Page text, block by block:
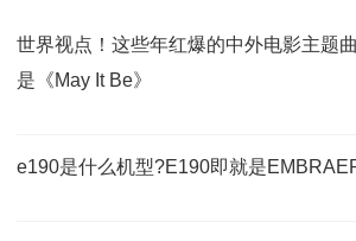
世界视点！这些年红爆的中外电影主题
是《May It Be》
e190是什么机型?E190即就是